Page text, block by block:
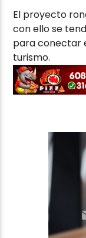
El proyecto
con ello se
para conectar
turismo.